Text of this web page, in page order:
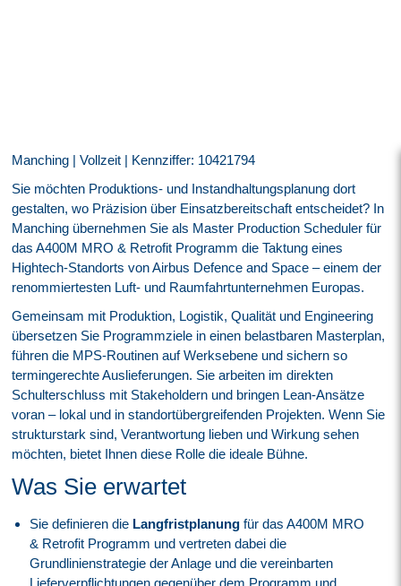
Manching | Vollzeit | Kennziffer: 10421794
Sie möchten Produktions- und Instandhaltungsplanung dort
gestalten, wo Präzision über Einsatzbereitschaft entscheidet? In
Manching übernehmen Sie als Master Production Scheduler für
das A400M MRO & Retrofit Programm die Taktung eines
Hightech-Standorts von Airbus Defence and Space – einem der
renommiertesten Luft- und Raumfahrtunternehmen Europas.
Gemeinsam mit Produktion, Logistik, Qualität und Engineering
übersetzen Sie Programmziele in einen belastbaren Masterplan,
führen die MPS-Routinen auf Werksebene und sichern so
termingerechte Auslieferungen. Sie arbeiten im direkten
Schulterschluss mit Stakeholdern und bringen Lean-Ansätze
voran – lokal und in standortübergreifenden Projekten. Wenn Sie
strukturstark sind, Verantwortung lieben und Wirkung sehen
möchten, bietet Ihnen diese Rolle die ideale Bühne.
Was Sie erwartet
Sie definieren die Langfristplanung für das A400M MRO
& Retrofit Programm und vertreten dabei die
Grundlinienstrategie der Anlage und die vereinbarten
Lieferverpflichtungen gegenüber dem Programm und